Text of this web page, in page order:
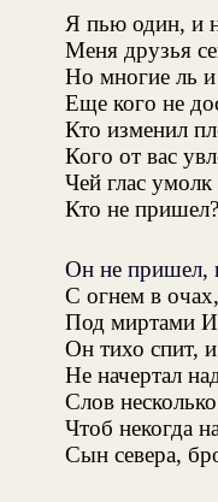
Я пью один, и
Меня друзья
Но многие ль
Еще кого не
Кто изменил
Кого от вас
Чей глас умолк
Кто не
Он не пришел,
С огнем в очах,
Под миртами
Он тихо спит,
Не начертал
Слов
Чтоб некогда
Сын севера,